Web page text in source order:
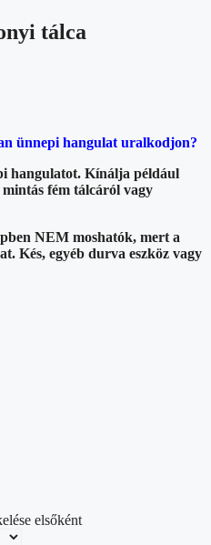
tálca
ünnepi hangulat uralkodjon?
hangulatot. Kínálja például
fém tálcáról vagy
NEM moshatók, mert a
Kés, egyéb durva eszköz vagy
elsőként